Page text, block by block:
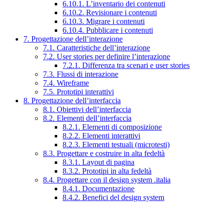
6.10.1. L’inventario dei contenuti
6.10.2. Revisionare i contenuti
6.10.3. Migrare i contenuti
6.10.4. Pubblicare i contenuti
7. Progettazione dell’interazione
7.1. Caratteristiche dell’interazione
7.2. User stories per definire l’interazione
7.2.1. Differenza tra scenari e user stories
7.3. Flussi di interazione
7.4. Wireframe
7.5. Prototipi interattivi
8. Progettazione dell’interfaccia
8.1. Obiettivi dell’interfaccia
8.2. Elementi dell’interfaccia
8.2.1. Elementi di composizione
8.2.2. Elementi interattivi
8.2.3. Elementi testuali (microtesti)
8.3. Progettare e costruire in alta fedeltà
8.3.1. Layout di pagina
8.3.2. Prototipi in alta fedeltà
8.4. Progettare con il design system .italia
8.4.1. Documentazione
8.4.2. Benefici del design system